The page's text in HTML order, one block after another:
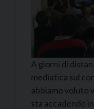
A giorni di
mediatica sul
abbiamo voluto
sta accadendo